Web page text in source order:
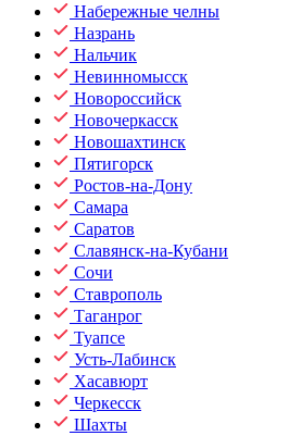
Набережные челны
Назрань
Нальчик
Невинномысск
Новороссийск
Новочеркасск
Новошахтинск
Пятигорск
Ростов-на-Дону
Самара
Саратов
Славянск-на-Кубани
Сочи
Ставрополь
Таганрог
Туапсе
Усть-Лабинск
Хасавюрт
Черкесск
Шахты